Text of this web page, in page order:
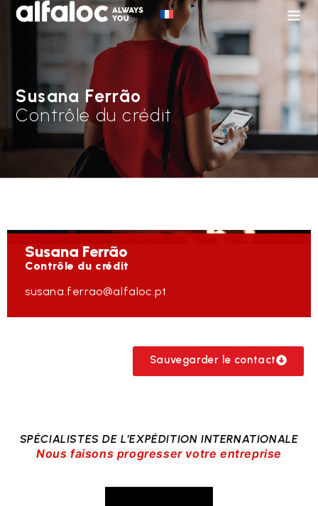
Susana Ferrão
Contrôle du crédit
Susana Ferrão
Contrôle du crédit
susana.ferrao@alfaloc.pt
Sauvegarder le contact
SPÉCIALISTES DE L’EXPÉDITION INTERNATIONALE
Nous faisons progresser votre entreprise